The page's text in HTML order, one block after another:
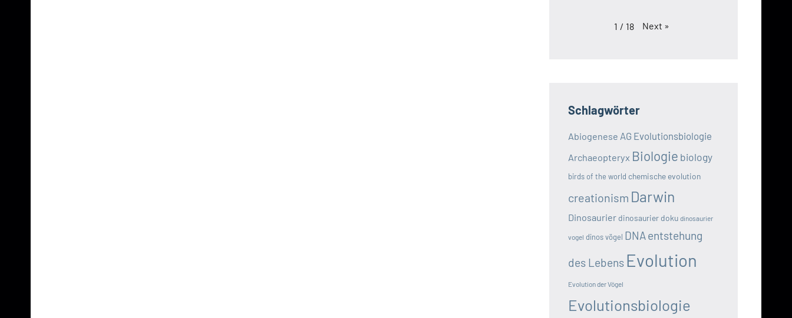
1 / 18 Next »
Schlagwörter
Abiogenese AG Evolutionsbiologie
Archaeopteryx Biologie biology
birds of the world chemische evolution
creationism Darwin
Dinosaurier dinosaurier doku dinosaurier
vogel dinos vögel DNAentstehung
des Lebens Evolution
Evolution der Vögel
Evolutionsbiologie